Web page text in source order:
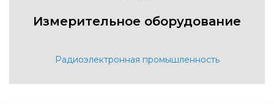
Измерительное оборудование
Радиоэлектронная промышленность